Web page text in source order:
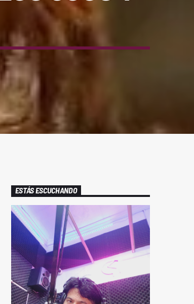
ESTÁS ESCUCHANDO